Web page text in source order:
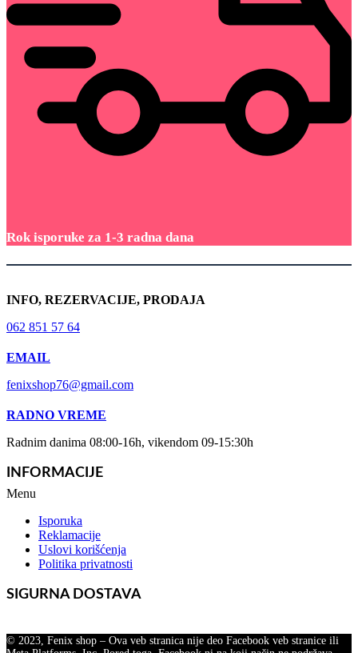
Rok isporuke za 1-3 radna dana
INFO, REZERVACIJE, PRODAJA
062 851 57 64
EMAIL
fenixshop76@gmail.com
RADNO VREME
Radnim danima 08:00-16h, vikendom 09-15:30h
INFORMACIJE
Menu
Isporuka
Reklamacije
Uslovi korišćenja
Politika privatnosti
SIGURNA DOSTAVA
© 2023, Fenix shop – Ova veb stranica nije deo Facebook veb stranice ili